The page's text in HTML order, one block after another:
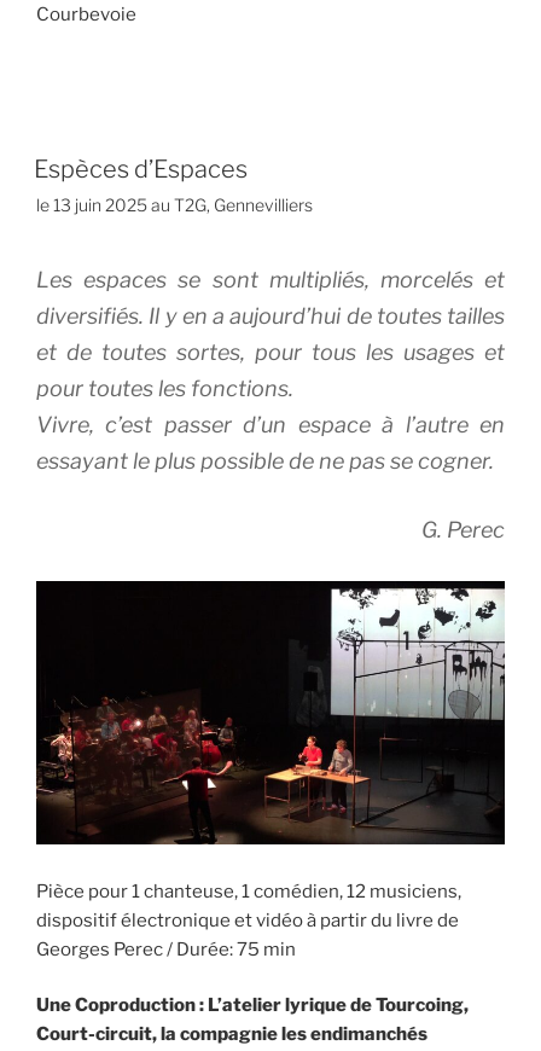
Courbevoie
Espèces d’Espaces
le 13 juin 2025 au T2G, Gennevilliers
Les espaces se sont multipliés, morcelés et
diversifiés. Il y en a aujourd’hui de toutes tailles
et de toutes sortes, pour tous les usages et
pour toutes les fonctions.
Vivre, c’est passer d’un espace à l’autre en
essayant le plus possible de ne pas se cogner.
G. Perec
Pièce pour 1 chanteuse, 1 comédien, 12 musiciens,
dispositif électronique et vidéo à partir du livre de
Georges Perec / Durée: 75 min
Une Coproduction : L’atelier lyrique de Tourcoing,
Court-circuit, la compagnie les endimanchés